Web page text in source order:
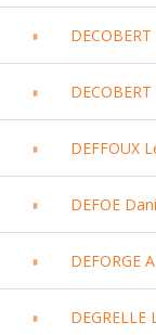
DEFFOUX
DEFOE
DEFORGE
DEGRELLE